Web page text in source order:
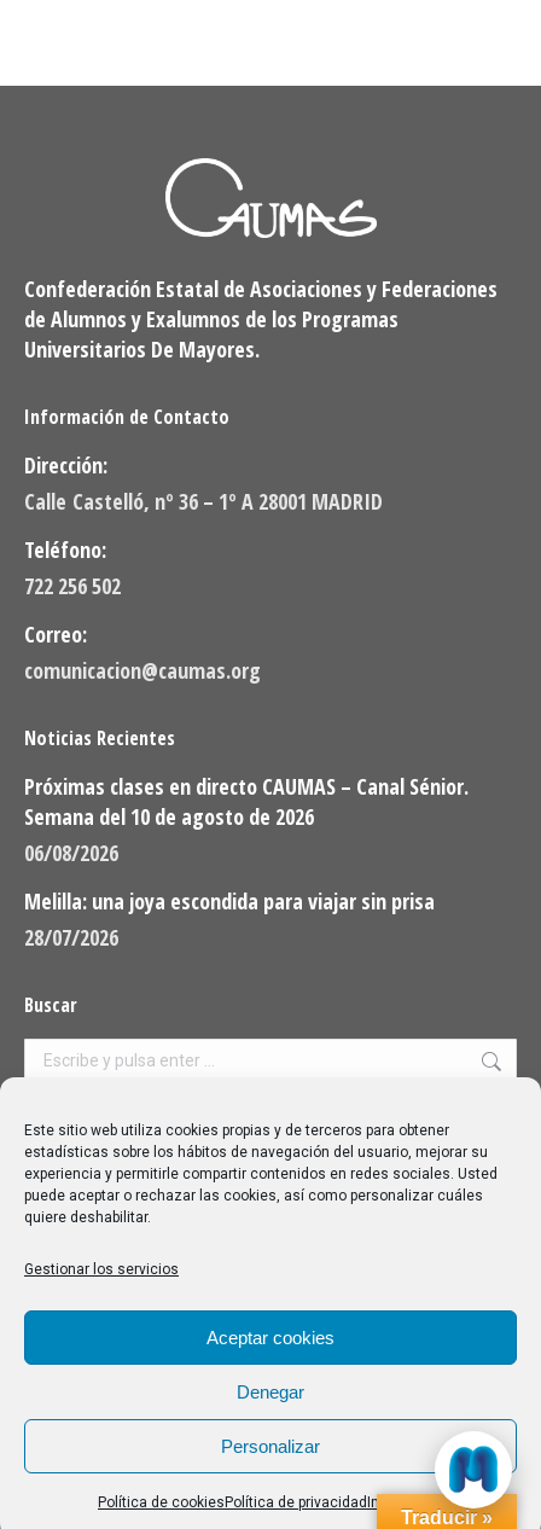
Este sitio web utiliza cookies propias y de terceros para obtener
estadísticas sobre los hábitos de navegación del usuario, mejorar su
experiencia y permitirle compartir contenidos en redes sociales. Usted
puede aceptar o rechazar las cookies, así como personalizar cuáles
quiere deshabilitar.
Gestionar los servicios
Aceptar cookies
Denegar
Personalizar
Política de cookies Política de privacidad Impressum
Confederación Estatal de Asociaciones y Federaciones
de Alumnos y Exalumnos de los Programas
Universitarios De Mayores.
Información de Contacto
Dirección:
Calle Castelló, nº 36 – 1º A 28001 MADRID
Teléfono:
722 256 502
Correo:
comunicacion@caumas.org
Noticias Recientes
Próximas clases en directo CAUMAS – Canal Sénior.
Semana del 10 de agosto de 2026
06/08/2026
Melilla: una joya escondida para viajar sin prisa
28/07/2026
Buscar
Buscar:
Aviso Legal|Política de privacidad|Política de cookies
Traducir »